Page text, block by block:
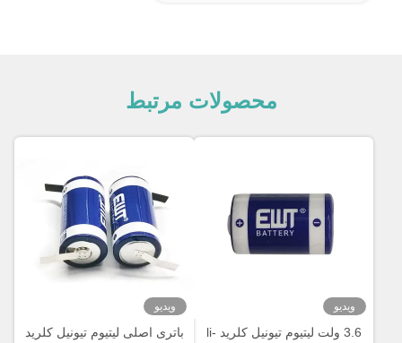
محصولات مرتبط
ویدیو
3.6 ولت لیتیوم تیونیل کلرید li-
ویدیو
باتری اصلی لیتیوم تیونیل کلرید